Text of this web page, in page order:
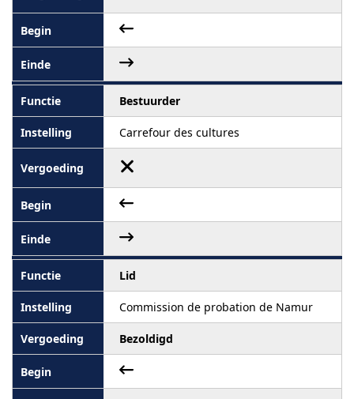
Bestuurder
Carrefour des cultures
Lid
Commission de probation de Namur
Bezoldigd